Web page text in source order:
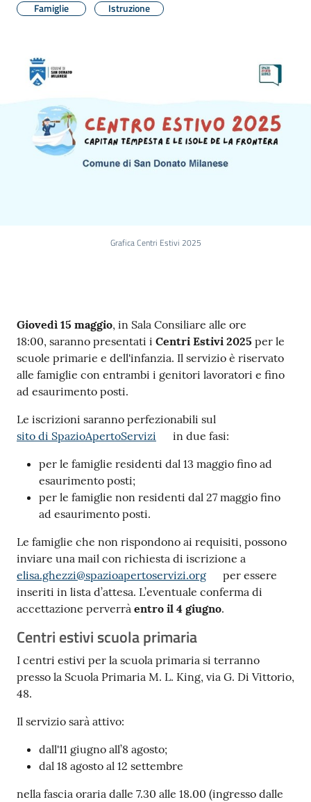
Seguici
Famiglie Istruzione
Grafica Centri Estivi 2025
Contenuto
Giovedì 15 maggio, in Sala Consiliare alle ore
18:00, saranno presentati i Centri Estivi 2025 per le
scuole primarie e dell'infanzia. Il servizio è riservato
alle famiglie con entrambi i genitori lavoratori e fino
ad esaurimento posti.
Le iscrizioni saranno perfezionabili sul
sito di SpazioApertoServizi
in due fasi:
per le famiglie residenti dal 13 maggio fino ad
esaurimento posti;
per le famiglie non residenti dal 27 maggio fino
ad esaurimento posti.
Le famiglie che non rispondono ai requisiti, possono
inviare una mail con richiesta di iscrizione a
elisa.ghezzi@spazioapertoservizi.org
per essere
inseriti in lista d’attesa. L’eventuale conferma di
accettazione perverrà entro il 4 giugno.
Centri estivi scuola primaria
I centri estivi per la scuola primaria si terranno
presso la Scuola Primaria M. L. King, via G. Di Vittorio,
48.
Il servizio sarà attivo:
dall'11 giugno all’8 agosto;
dal 18 agosto al 12 settembre
nella fascia oraria dalle 7.30 alle 18.00 (ingresso dalle